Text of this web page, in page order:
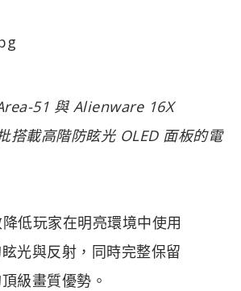
51 與 Alienware 16X
搭載高階防眩光 OLED 面板的電
低玩家在明亮環境中使用
光與反射，同時完整保留
級畫質優勢。